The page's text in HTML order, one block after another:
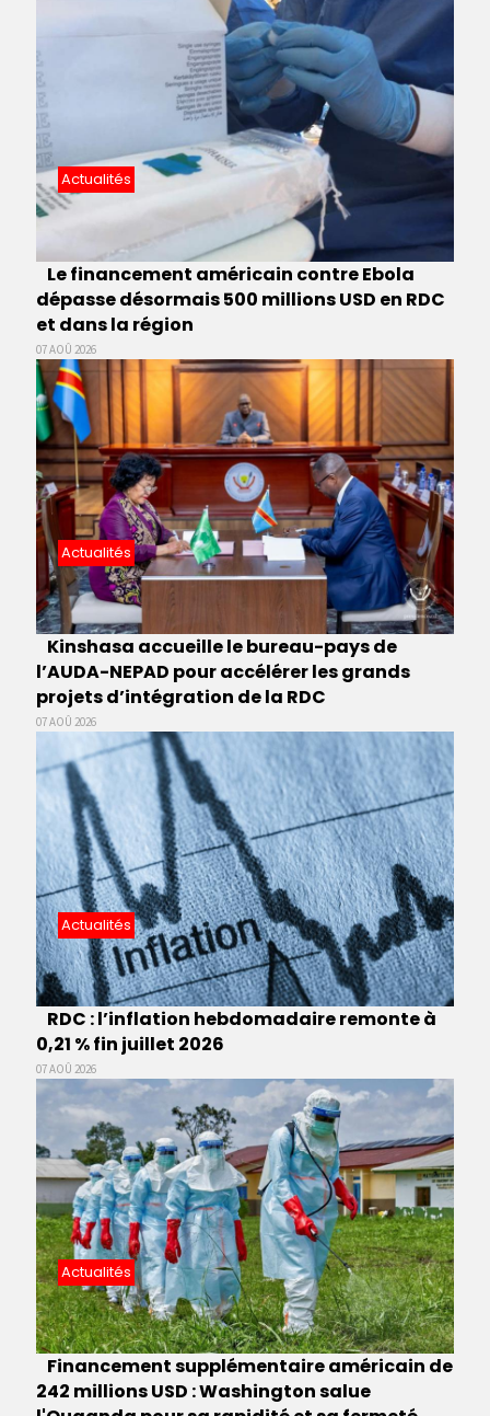
Actualités
Le financement américain contre Ebola
dépasse désormais 500 millions USD en RDC
et dans la région
07 AOÛ 2026
Actualités
Kinshasa accueille le bureau-pays de
l’AUDA-NEPAD pour accélérer les grands
projets d’intégration de la RDC
07 AOÛ 2026
Actualités
RDC : l’inflation hebdomadaire remonte à
0,21 % fin juillet 2026
07 AOÛ 2026
Actualités
Financement supplémentaire américain de
242 millions USD : Washington salue